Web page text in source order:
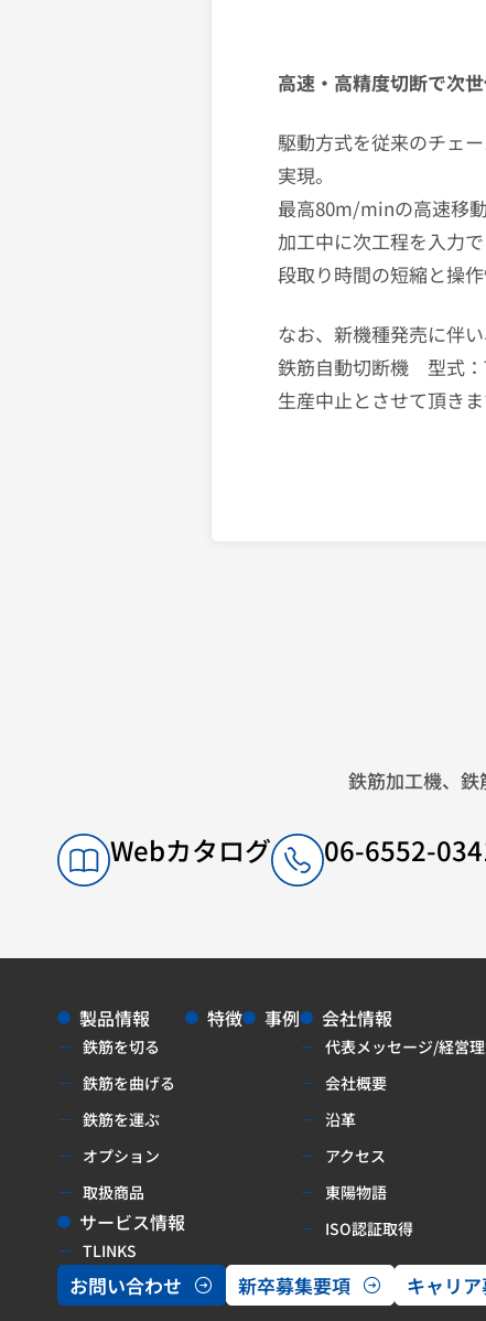
高速・高精度切断で次世
駆動方式を従来のチェ
実現。
最高80m/minの高速移
加工中に次工程を入力
段取り時間の短縮と操
なお、新機種発売に伴い
鉄筋自動切断機 型式：
生産中止とさせて頂きま
鉄筋加工機、鉄
Webカタログ 06-6552-
製品情報
鉄筋を切る
鉄筋を曲げる
鉄筋を運ぶ
オプション
取扱商品
サービス情報
TLINKS
特徴 事例 会社情報
代表メッセージ/経営
会社概要
沿革
アクセス
東陽物語
ISO認証取得
お問い合わせ 新卒募集要項 キャリ